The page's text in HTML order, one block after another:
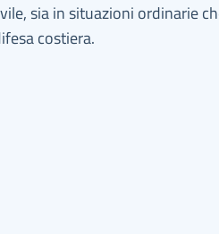
sia in situazioni ordinarie
costiera.